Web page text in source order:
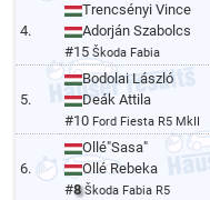
4.
Trencsényi Vince
Adorján Szabolcs
#15Škoda Fabia
5.
Bodolai László
Deák Attila
#10 Ford Fiesta R5 MkII
6.
Ollé"Sasa"
Ollé Rebeka
#8 Škoda Fabia R5